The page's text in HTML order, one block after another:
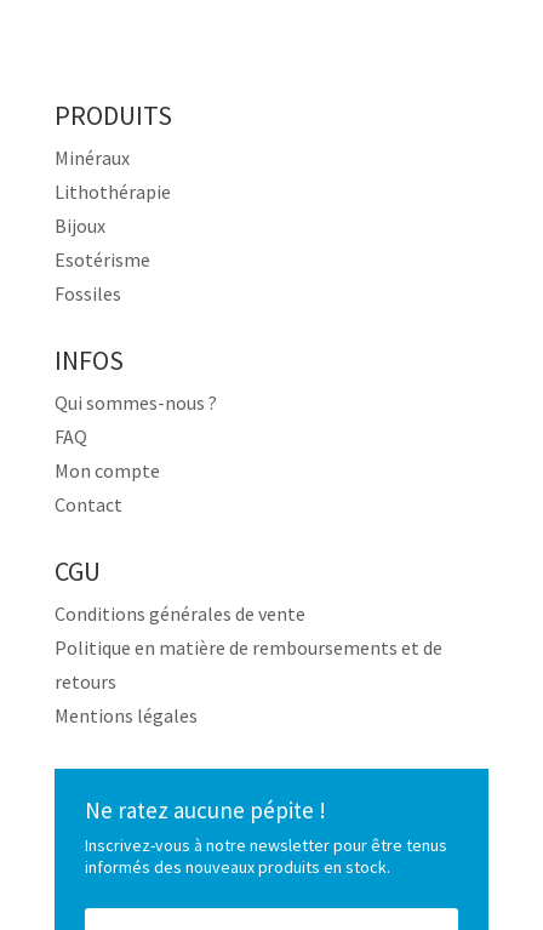
PRODUITS
Minéraux
Lithothérapie
Bijoux
Esotérisme
Fossiles
INFOS
Qui sommes-nous ?
FAQ
Mon compte
Contact
CGU
Conditions générales de vente
Politique en matière de remboursements et de
retours
Mentions légales
Ne ratez aucune pépite !
Inscrivez-vous à notre newsletter pour être tenus
informés des nouveaux produits en stock.